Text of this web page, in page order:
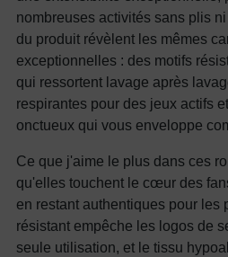
nombreuses activités sans plis
du produit révèlent les mêmes
exceptionnelles : des motifs
qui ressortent lavage après
respirantes pour des jeux actifs
onctueux qui vous enveloppe
Ce que j'aime le plus dans ces
qu'elles touchent le cœur des
en restant authentiques pour les
résistant empêche les logos de
seule utilisation, et le tissu